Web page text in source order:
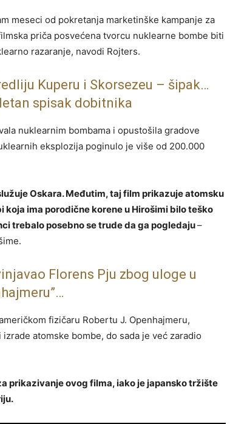
meseci od pokretanja marketinške kampanje za
priča posvećena tvorcu nuklearne bombe biti
razaranje, navodi Rojters.
Kuperu i Skorsezeu – šipak…
spisak dobitnika
nuklearnim bombama i opustošila gradove
eksplozija poginulo je više od 200.000
Oskara. Međutim, taj film prikazuje atomsku
koja ima porodične korene u Hirošimi bilo teško
trebalo posebno se trude da ga pogledaju–
Florens Pju zbog uloge u
fizičaru Robertu J. Openhajmeru,
atomske bombe, do sada je već zaradio
prikazivanje ovog filma, iako je japansko tržište